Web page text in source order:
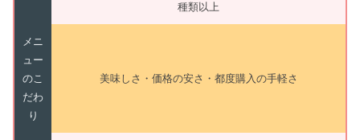
種類以上
メニ
ュー
のこ
だわ
り
美味しさ・価格の安さ・都度購入の手軽さ